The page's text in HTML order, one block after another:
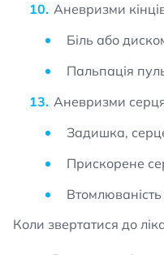
Аневризми
Біль або
Пальпація
Аневризми
Задишка,
Прискорене
Втомлюваність
Коли звертатися до